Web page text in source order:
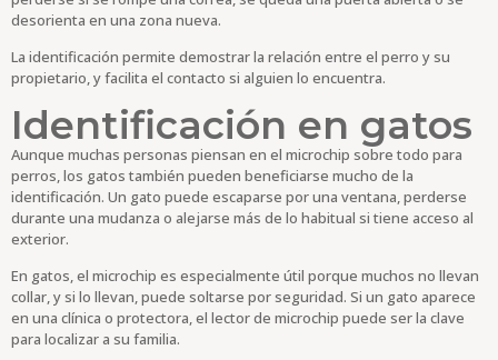
desorienta en una zona nueva.
La identificación permite demostrar la relación entre el perro y su
propietario, y facilita el contacto si alguien lo encuentra.
Identificación en gatos
Aunque muchas personas piensan en el microchip sobre todo para
perros, los gatos también pueden beneficiarse mucho de la
identificación. Un gato puede escaparse por una ventana, perderse
durante una mudanza o alejarse más de lo habitual si tiene acceso al
exterior.
En gatos, el microchip es especialmente útil porque muchos no llevan
collar, y si lo llevan, puede soltarse por seguridad. Si un gato aparece
en una clínica o protectora, el lector de microchip puede ser la clave
para localizar a su familia.